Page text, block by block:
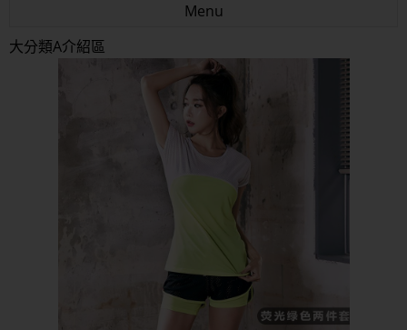
Menu
大分類A介紹區